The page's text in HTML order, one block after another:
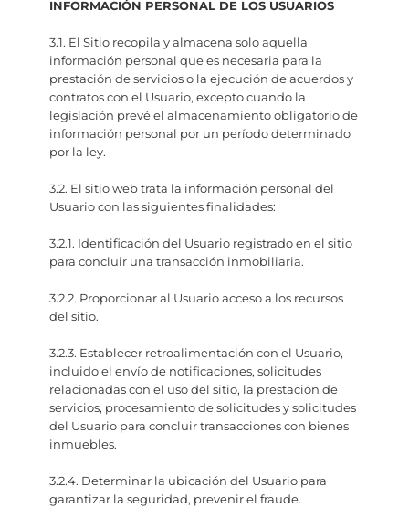
INFORMACIÓN PERSONAL DE LOS USUARIOS
3.1. El Sitio recopila y almacena solo aquella
información personal que es necesaria para la
prestación de servicios o la ejecución de acuerdos y
contratos con el Usuario, excepto cuando la
legislación prevé el almacenamiento obligatorio de
información personal por un período determinado
por la ley.
3.2. El sitio web trata la información personal del
Usuario con las siguientes finalidades:
3.2.1. Identificación del Usuario registrado en el sitio
para concluir una transacción inmobiliaria.
3.2.2. Proporcionar al Usuario acceso a los recursos
del sitio.
3.2.3. Establecer retroalimentación con el Usuario,
incluido el envío de notificaciones, solicitudes
relacionadas con el uso del sitio, la prestación de
servicios, procesamiento de solicitudes y solicitudes
del Usuario para concluir transacciones con bienes
inmuebles.
3.2.4. Determinar la ubicación del Usuario para
garantizar la seguridad, prevenir el fraude.